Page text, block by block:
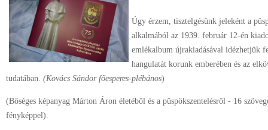
Úgy érzem, tisztelgésünk jeleként a
alkalmából az 1939. február 12-én
emlékalbum újrakiadásával idézhetjük
hangulatát korunk emberében és az
tudatában. (Kovács Sándor főesperes-plébános)
(Bőséges képanyag Márton Áron életéből és a püspökszentelésről - 16
fényképpel).